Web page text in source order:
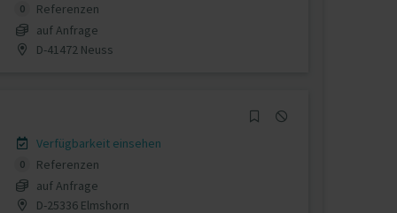
0
Referenzen
auf Anfrage
D-41472 Neuss
Verfügbarkeit einsehen
0
Referenzen
auf Anfrage
D-25336 Elmshorn